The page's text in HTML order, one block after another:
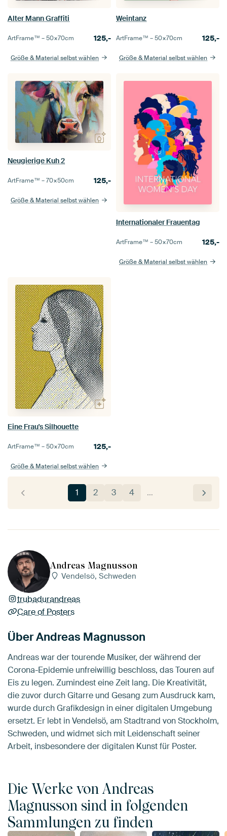
Alter Mann Graffiti
ArtFrame™ –50×70cm 125,-
Größe & Material selbst wählen
Weintanz
ArtFrame™ –50×70cm 125,-
Größe & Material selbst wählen
Neugierige Kuh 2
ArtFrame™ –70×50cm 125,-
Größe & Material selbst wählen
Internationaler Frauentag
ArtFrame™ –50×70cm 125,-
Größe & Material selbst wählen
Eine Frau's Silhouette
ArtFrame™ –50×70cm 125,-
Größe & Material selbst wählen
1 2 3 4 …
Andreas Magnusson
Vendelsö, Schweden
trubadurandreas
Care of Posters
Über Andreas Magnusson
Andreas war der tourende Musiker, der während der
Corona-Epidemie unfreiwillig beschloss, das Touren auf
Eis zu legen. Zumindest eine Zeit lang. Die Kreativität,
die zuvor durch Gitarre und Gesang zum Ausdruck kam,
wurde durch Grafikdesign in einer digitalen Umgebung
ersetzt. Er lebt in Vendelsö, am Stadtrand von Stockholm,
Schweden, und widmet sich mit Leidenschaft seiner
Arbeit, insbesondere der digitalen Kunst für Poster.
Die Werke von Andreas
Magnusson sind in folgenden
Sammlungen zu finden